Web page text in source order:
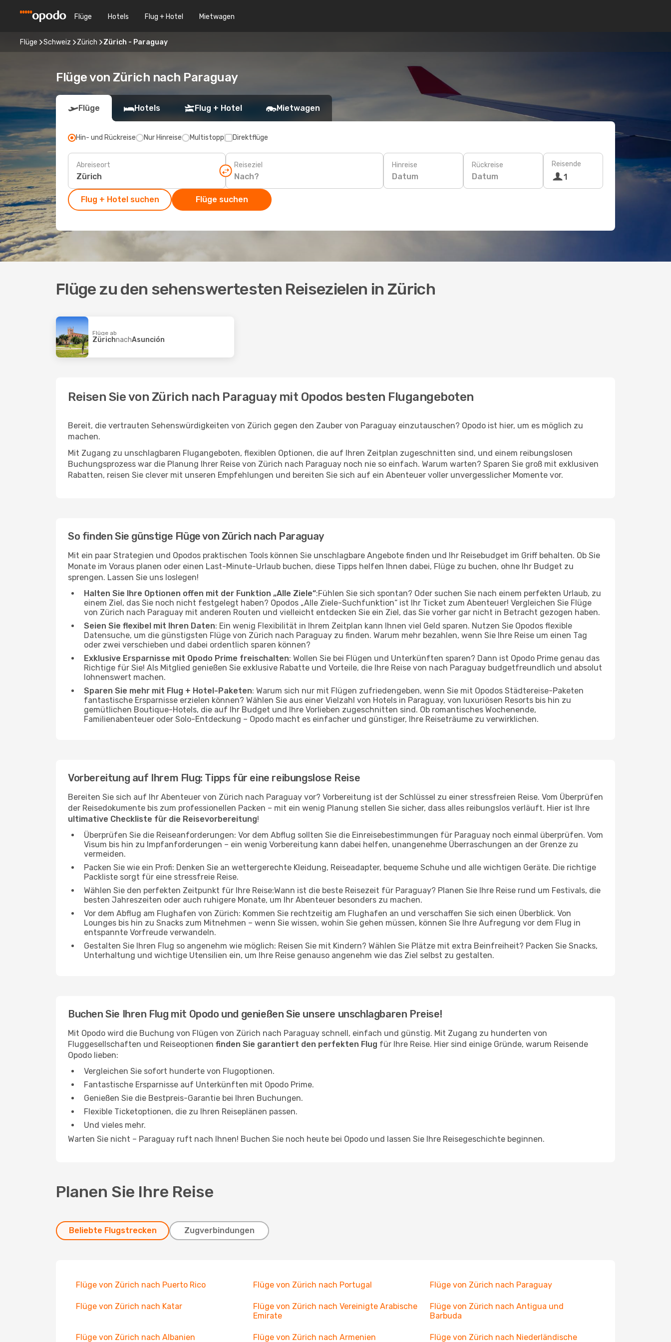
Flüge Hotels Flug + Hotel Mietwagen
Flüge Schweiz Zürich Zürich - Paraguay
Flüge von Zürich nach Paraguay
Flüge Hotels Flug + Hotel Mietwagen
Hin- und Rückreise Nur Hinreise Multistopp Direktflüge
Abreiseort Reiseziel Hinreise
Datum
Rückreise
Datum
Reisende
1
Flug + Hotel suchen Flüge suchen
Flüge zu den sehenswertesten Reisezielen in Zürich
Flüge ab
ZürichnachAsunción
Reisen Sie von Zürich nach Paraguay mit Opodos besten Flugangeboten
Bereit, die vertrauten Sehenswürdigkeiten von Zürich gegen den Zauber von Paraguay einzutauschen? Opodo ist hier, um es möglich zu
machen.
Mit Zugang zu unschlagbaren Flugangeboten, flexiblen Optionen, die auf Ihren Zeitplan zugeschnitten sind, und einem reibungslosen
Buchungsprozess war die Planung Ihrer Reise von Zürich nach Paraguay noch nie so einfach. Warum warten? Sparen Sie groß mit exklusiven
Rabatten, reisen Sie clever mit unseren Empfehlungen und bereiten Sie sich auf ein Abenteuer voller unvergesslicher Momente vor.
So finden Sie günstige Flüge von Zürich nach Paraguay
Mit ein paar Strategien und Opodos praktischen Tools können Sie unschlagbare Angebote finden und Ihr Reisebudget im Griff behalten. Ob Sie
Monate im Voraus planen oder einen Last-Minute-Urlaub buchen, diese Tipps helfen Ihnen dabei, Flüge zu buchen, ohne Ihr Budget zu
sprengen. Lassen Sie uns loslegen!
Halten Sie Ihre Optionen offen mit der Funktion „Alle Ziele“:Fühlen Sie sich spontan? Oder suchen Sie nach einem perfekten Urlaub, zu
einem Ziel, das Sie noch nicht festgelegt haben? Opodos „Alle Ziele-Suchfunktion“ ist Ihr Ticket zum Abenteuer! Vergleichen Sie Flüge
von Zürich nach Paraguay mit anderen Routen und vielleicht entdecken Sie ein Ziel, das Sie vorher gar nicht in Betracht gezogen haben.
Seien Sie flexibel mit Ihren Daten: Ein wenig Flexibilität in Ihrem Zeitplan kann Ihnen viel Geld sparen. Nutzen Sie Opodos flexible
Datensuche, um die günstigsten Flüge von Zürich nach Paraguay zu finden. Warum mehr bezahlen, wenn Sie Ihre Reise um einen Tag
oder zwei verschieben und dabei ordentlich sparen können?
Exklusive Ersparnisse mit Opodo Prime freischalten: Wollen Sie bei Flügen und Unterkünften sparen? Dann ist Opodo Prime genau das
Richtige für Sie! Als Mitglied genießen Sie exklusive Rabatte und Vorteile, die Ihre Reise von nach Paraguay budgetfreundlich und absolut
lohnenswert machen.
Sparen Sie mehr mit Flug + Hotel-Paketen: Warum sich nur mit Flügen zufriedengeben, wenn Sie mit Opodos Städtereise-Paketen
fantastische Ersparnisse erzielen können? Wählen Sie aus einer Vielzahl von Hotels in Paraguay, von luxuriösen Resorts bis hin zu
gemütlichen Boutique-Hotels, die auf Ihr Budget und Ihre Vorlieben zugeschnitten sind. Ob romantisches Wochenende,
Familienabenteuer oder Solo-Entdeckung – Opodo macht es einfacher und günstiger, Ihre Reiseträume zu verwirklichen.
Vorbereitung auf Ihrem Flug: Tipps für eine reibungslose Reise
Bereiten Sie sich auf Ihr Abenteuer von Zürich nach Paraguay vor? Vorbereitung ist der Schlüssel zu einer stressfreien Reise. Vom Überprüfen
der Reisedokumente bis zum professionellen Packen – mit ein wenig Planung stellen Sie sicher, dass alles reibungslos verläuft. Hier ist Ihre
ultimative Checkliste für die Reisevorbereitung!
Überprüfen Sie die Reiseanforderungen: Vor dem Abflug sollten Sie die Einreisebestimmungen für Paraguay noch einmal überprüfen. Vom
Visum bis hin zu Impfanforderungen – ein wenig Vorbereitung kann dabei helfen, unangenehme Überraschungen an der Grenze zu
vermeiden.
Packen Sie wie ein Profi: Denken Sie an wettergerechte Kleidung, Reiseadapter, bequeme Schuhe und alle wichtigen Geräte. Die richtige
Packliste sorgt für eine stressfreie Reise.
Wählen Sie den perfekten Zeitpunkt für Ihre Reise:Wann ist die beste Reisezeit für Paraguay? Planen Sie Ihre Reise rund um Festivals, die
besten Jahreszeiten oder auch ruhigere Monate, um Ihr Abenteuer besonders zu machen.
Vor dem Abflug am Flughafen von Zürich: Kommen Sie rechtzeitig am Flughafen an und verschaffen Sie sich einen Überblick. Von
Lounges bis hin zu Snacks zum Mitnehmen – wenn Sie wissen, wohin Sie gehen müssen, können Sie Ihre Aufregung vor dem Flug in
entspannte Vorfreude verwandeln.
Gestalten Sie Ihren Flug so angenehm wie möglich: Reisen Sie mit Kindern? Wählen Sie Plätze mit extra Beinfreiheit? Packen Sie Snacks,
Unterhaltung und wichtige Utensilien ein, um Ihre Reise genauso angenehm wie das Ziel selbst zu gestalten.
Buchen Sie Ihren Flug mit Opodo und genießen Sie unsere unschlagbaren Preise!
Mit Opodo wird die Buchung von Flügen von Zürich nach Paraguay schnell, einfach und günstig. Mit Zugang zu hunderten von
Fluggesellschaften und Reiseoptionen finden Sie garantiert den perfekten Flug für Ihre Reise. Hier sind einige Gründe, warum Reisende
Opodo lieben:
Vergleichen Sie sofort hunderte von Flugoptionen.
Fantastische Ersparnisse auf Unterkünften mit Opodo Prime.
Genießen Sie die Bestpreis-Garantie bei Ihren Buchungen.
Flexible Ticketoptionen, die zu Ihren Reiseplänen passen.
Und vieles mehr.
Warten Sie nicht – Paraguay ruft nach Ihnen! Buchen Sie noch heute bei Opodo und lassen Sie Ihre Reisegeschichte beginnen.
Planen Sie Ihre Reise
Beliebte Flugstrecken Zugverbindungen
Flüge von Zürich nach Puerto Rico Flüge von Zürich nach Portugal Flüge von Zürich nach Paraguay
Flüge von Zürich nach Katar
Flüge von Zürich nach Vereinigte Arabische
Emirate
Flüge von Zürich nach Antigua und
Barbuda
Flüge von Zürich nach Albanien Flüge von Zürich nach Armenien Flüge von Zürich nach Niederländische